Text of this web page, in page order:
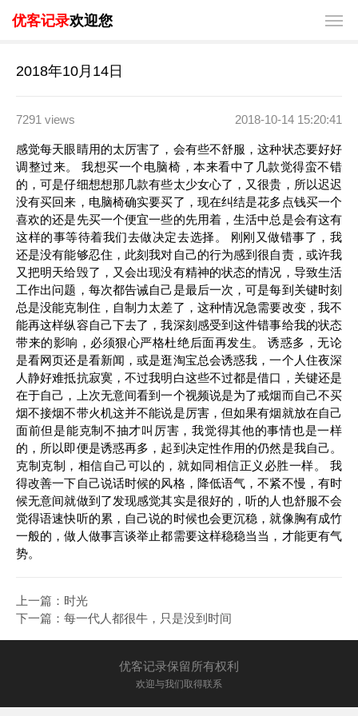
优客记录欢迎您
2018年10月14日
7291 views 2018-10-14 15:20:41
感觉每天眼睛用的太厉害了，会有些不舒服，这种状态要好好
调整过来。 我想买一个电脑椅，本来看中了几款觉得蛮不错
的，可是仔细想想那几款有些太少女心了，又很贵，所以迟迟
没有买回来，电脑椅确实要买了，现在纠结是花多点钱买一个
喜欢的还是先买一个便宜一些的先用着，生活中总是会有这有
这样的事等待着我们去做决定去选择。 刚刚又做错事了，我
还是没有能够忍住，此刻我对自己的行为感到很自责，或许我
又把明天给毁了，又会出现没有精神的状态的情况，导致生活
工作出问题，每次都告诫自己是最后一次，可是每到关键时刻
总是没能克制住，自制力太差了，这种情况急需要改变，我不
能再这样纵容自己下去了，我深刻感受到这件错事给我的状态
带来的影响，必须狠心严格杜绝后面再发生。 诱惑多，无论
是看网页还是看新闻，或是逛淘宝总会诱惑我，一个人住夜深
人静好难抵抗寂寞，不过我明白这些不过都是借口，关键还是
在于自己，上次无意间看到一个视频说是为了戒烟而自己不买
烟不接烟不带火机这并不能说是厉害，但如果有烟就放在自己
面前但是能克制不抽才叫厉害，我觉得其他的事情也是一样
的，所以即便是诱惑再多，起到决定性作用的仍然是我自己。
克制克制，相信自己可以的，就如同相信正义必胜一样。 我
得改善一下自己说话时候的风格，降低语气，不紧不慢，有时
候无意间就做到了发现感觉其实是很好的，听的人也舒服不会
觉得语速快听的累，自己说的时候也会更沉稳，就像胸有成竹
一般的，做人做事言谈举止都需要这样稳稳当当，才能更有气
势。
上一篇： 时光
下一篇： 每一代人都很牛，只是没到时间
优客记录保留所有权利
欢迎与我们取得联系